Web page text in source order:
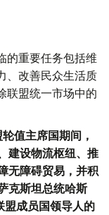
的重要任务包括维
、改善民众生活质
联盟统一市场中的
值主席国期间，
建设物流枢纽、推
无障碍贸易，并积
克斯坦总统哈斯
盟成员国领导人的